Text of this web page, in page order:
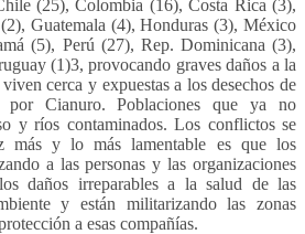
(25), Colombia (16), Costa Rica (3),
Guatemala (4), Honduras (3), México
(5), Perú (27), Rep. Dominicana (3),
(1)3, provocando graves daños a la
cerca y expuestas a los desechos de
por Cianuro. Poblaciones que ya no
y ríos contaminados. Los conflictos se
más y lo más lamentable es que los
a las personas y las organizaciones
daños irreparables a la salud de las
y están militarizando las zonas
a esas compañías.